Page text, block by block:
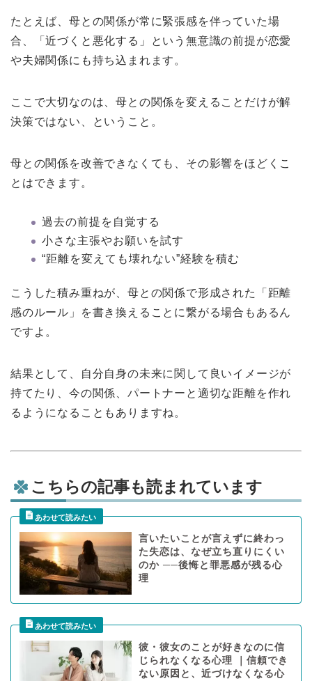
たとえば、母との関係が常に緊張感を伴っていた場
合、「近づくと悪化する」という無意識の前提が恋愛
や夫婦関係にも持ち込まれます。
ここで大切なのは、母との関係を変えることだけが解
決策ではない、ということ。
母との関係を改善できなくても、その影響をほどくこ
とはできます。
過去の前提を自覚する
小さな主張やお願いを試す
“距離を変えても壊れない”経験を積む
こうした積み重ねが、母との関係で形成された「距離
感のルール」を書き換えることに繋がる場合もあるん
ですよ。
結果として、自分自身の未来に関して良いイメージが
持てたり、今の関係、パートナーと適切な距離を作れ
るようになることもありますね。
こちらの記事も読まれています
言いたいことが言えずに終わっ
た失恋は、なぜ立ち直りにくい
のか ──後悔と罪悪感が残る心
理
彼・彼女のことが好きなのに信
じられなくなる心理 ｜信頼でき
ない原因と、近づけなくなる心